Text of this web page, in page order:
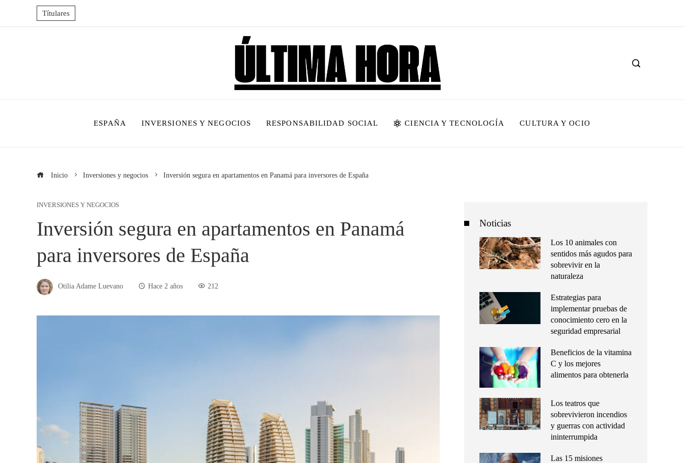
Títulares
ESPAÑA INVERSIONES Y NEGOCIOS RESPONSABILIDAD SOCIAL CIENCIA Y TECNOLOGÍA CULTURA Y OCIO
Inicio Inversiones y negocios Inversión segura en apartamentos en Panamá para inversores de España
INVERSIONES Y NEGOCIOS
Inversión segura en apartamentos en Panamá
para inversores de España
Otilia Adame Luevano Hace 2 años 212
Noticias
Los 10 animales con
sentidos más agudos para
sobrevivir en la
naturaleza
Estrategias para
implementar pruebas de
conocimiento cero en la
seguridad empresarial
Beneficios de la vitamina
C y los mejores
alimentos para obtenerla
Los teatros que
sobrevivieron incendios
y guerras con actividad
ininterrumpida
Las 15 misiones